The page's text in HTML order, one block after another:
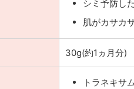
シミ予防し
肌がカサカ
30g(約1ヵ月分)
トラネキサ